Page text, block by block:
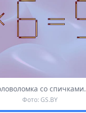
со спичками.
Фото: GS.BY